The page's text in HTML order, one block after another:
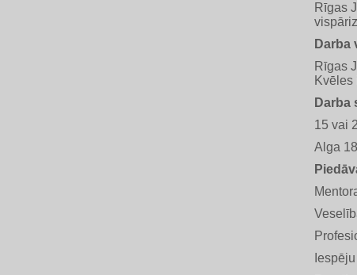
Rīgas
Darba
Rīgas
Darba
15 vai
Alga